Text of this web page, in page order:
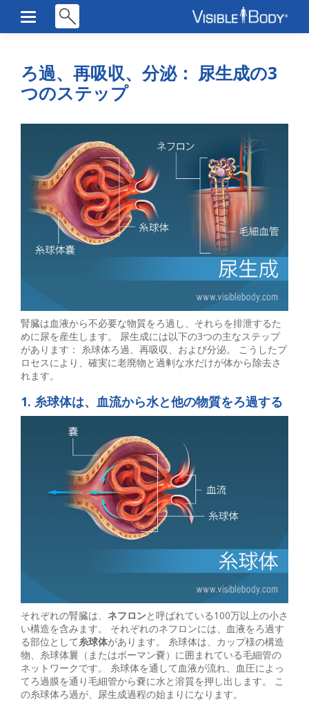
ろ過、再吸収、分泌： 尿生成の3
つのステップ
腎臓は血液から不必要な物質をろ過し、それらを排泄するた
めに尿を産生します。 尿生成には以下の3つの主なステップ
があります： 糸球体ろ過、再吸収、および分泌。 こうしたプ
ロセスにより、確実に老廃物と過剰な水だけが体から除去さ
れます。
1. 糸球体は、血流から水と他の物質をろ過する
それぞれの腎臓は、 ネフロンと呼ばれている100万以上の小さ
い構造を含みます。 それぞれのネフロンには、血液をろ過す
る部位として糸球体があります。 糸球体は、カップ様の構造
物、糸球体曩（またはボーマン嚢）に囲まれている毛細管の
ネットワークです。 糸球体を通して血液が流れ、血圧によっ
てろ過膜を通り毛細管から嚢に水と溶質を押し出します。 こ
の糸球体ろ過が、尿生成過程の始まりになります。